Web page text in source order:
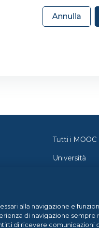
Annulla
Tutti i MOOC
Università
FedericaX
alla navigazione e
di navigazione
di ricevere comunicazioni